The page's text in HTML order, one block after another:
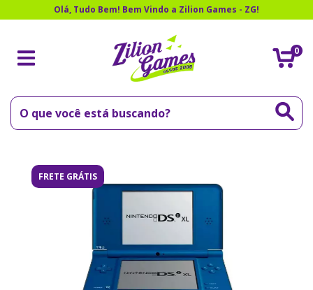
Olá, Tudo Bem! Bem Vindo a Zilion Games - ZG!
0
FRETE GRÁTIS